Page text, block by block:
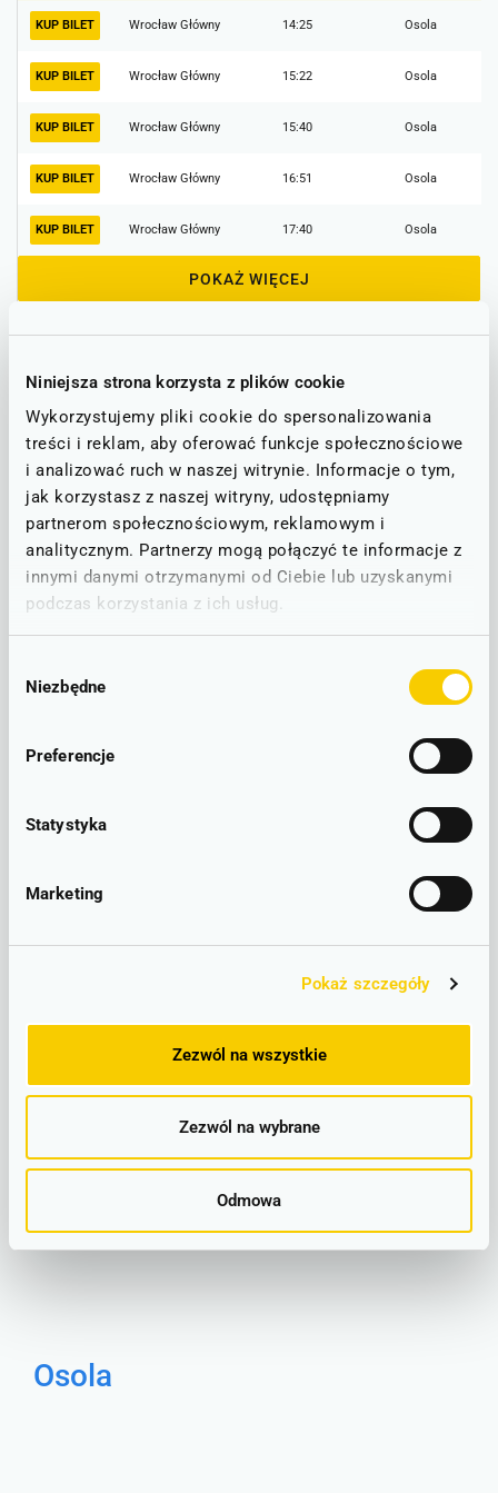
Niniejsza strona korzysta z plików cookie
Wykorzystujemy pliki cookie do spersonalizowania
treści i reklam, aby oferować funkcje społecznościowe
i analizować ruch w naszej witrynie. Informacje o tym,
jak korzystasz z naszej witryny, udostępniamy
partnerom społecznościowym, reklamowym i
analitycznym. Partnerzy mogą połączyć te informacje z
innymi danymi otrzymanymi od Ciebie lub uzyskanymi
podczas korzystania z ich usług.
zgody
Niezbędne
Preferencje
Statystyka
Marketing
Pokaż szczegóły
Zezwól na wszystkie
Zezwól na wybrane
Odmowa
Wrocław Główny 14:25 Osola
KUP BILET
Wrocław Główny 15:22 Osola
KUP BILET
Wrocław Główny 15:40 Osola
KUP BILET
Wrocław Główny 16:51 Osola
KUP BILET
Wrocław Główny 17:40 Osola
KUP BILET
POKAŻ WIĘCEJ
Informacje o utrudnieniach
utrudnieniach na trasie, która obejmuje stacje PKP Wrocław
Główny oraz Osola.
Stan linii - informacje o utrudnieniach
STAN NA DZIEŃ: 08.08.2026
D3
Wrocław - Żmigród - Rawicz - Leszno
Wrocław Główny - Osola –
Wrocław Główny
Osola